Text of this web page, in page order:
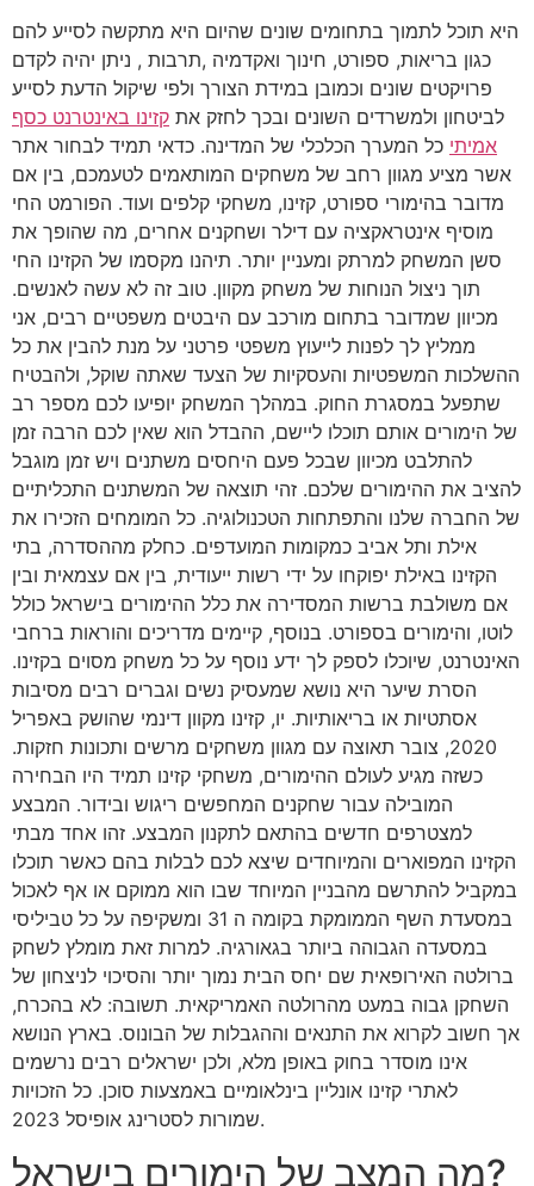
היא תוכל לתמוך בתחומים שונים שהיום היא מתקשה לסייע להם
כגון בריאות, ספורט, חינוך ואקדמיה ,תרבות , ניתן יהיה לקדם
פרויקטים שונים וכמובן במידת הצורך ולפי שיקול הדעת לסייע
לביטחון ולמשרדים השונים ובכך לחזק את קזינו באינטרנט כסף
אמיתי כל המערך הכלכלי של המדינה. כדאי תמיד לבחור אתר
אשר מציע מגוון רחב של משחקים המותאמים לטעמכם, בין אם
מדובר בהימורי ספורט, קזינו, משחקי קלפים ועוד. הפורמט החי
מוסיף אינטראקציה עם דילר ושחקנים אחרים, מה שהופך את
סשן המשחק למרתק ומעניין יותר. תיהנו מקסמו של הקזינו החי
תוך ניצול הנוחות של משחק מקוון. טוב זה לא עשה לאנשים.
מכיוון שמדובר בתחום מורכב עם היבטים משפטיים רבים, אני
ממליץ לך לפנות לייעוץ משפטי פרטני על מנת להבין את כל
ההשלכות המשפטיות והעסקיות של הצעד שאתה שוקל, ולהבטיח
שתפעל במסגרת החוק. במהלך המשחק יופיעו לכם מספר רב
של הימורים אותם תוכלו ליישם, ההבדל הוא שאין לכם הרבה זמן
להתלבט מכיוון שבכל פעם היחסים משתנים ויש זמן מוגבל
להציב את ההימורים שלכם. זהי תוצאה של המשתנים התכליתיים
של החברה שלנו והתפתחות הטכנולוגיה. כל המומחים הזכירו את
אילת ותל אביב כמקומות המועדפים. כחלק מההסדרה, בתי
הקזינו באילת יפוקחו על ידי רשות ייעודית, בין אם עצמאית ובין
אם משולבת ברשות המסדירה את כלל ההימורים בישראל כולל
לוטו, והימורים בספורט. בנוסף, קיימים מדריכים והוראות ברחבי
האינטרנט, שיוכלו לספק לך ידע נוסף על כל משחק מסוים בקזינו.
הסרת שיער היא נושא שמעסיק נשים וגברים רבים מסיבות
אסתטיות או בריאותיות. יו, קזינו מקוון דינמי שהושק באפריל
2020, צובר תאוצה עם מגוון משחקים מרשים ותכונות חזקות.
כשזה מגיע לעולם ההימורים, משחקי קזינו תמיד היו הבחירה
המובילה עבור שחקנים המחפשים ריגוש ובידור. המבצע
למצטרפים חדשים בהתאם לתקנון המבצע. זהו אחד מבתי
הקזינו המפוארים והמיוחדים שיצא לכם לבלות בהם כאשר תוכלו
במקביל להתרשם מהבניין המיוחד שבו הוא ממוקם או אף לאכול
במסעדת השף הממומקת בקומה ה 31 ומשקיפה על כל טביליסי
במסעדה הגבוהה ביותר בגאורגיה. למרות זאת מומלץ לשחק
ברולטה האירופאית שם יחס הבית נמוך יותר והסיכוי לניצחון של
השחקן גבוה במעט מהרולטה האמריקאית. תשובה: לא בהכרח,
אך חשוב לקרוא את התנאים וההגבלות של הבונוס. בארץ הנושא
אינו מוסדר בחוק באופן מלא, ולכן ישראלים רבים נרשמים
לאתרי קזינו אונליין בינלאומיים באמצעות סוכן. כל הזכויות
שמורות לסטרינג אופיסל 2023.
מה המצב של הימורים בישראל?